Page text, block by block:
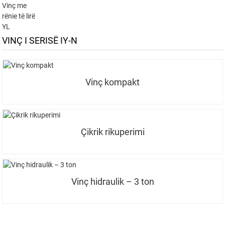
Vinç me
rënie të lirë
YL
VINÇ I SERISË IY-N
Vinç kompakt
Çikrik rikuperimi
Vinç hidraulik – 3 ton